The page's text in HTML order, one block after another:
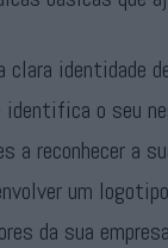
clara identidade
identifica o seu
a reconhecer a
um
da sua